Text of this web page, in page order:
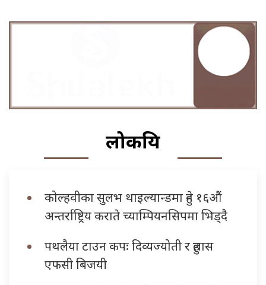
लोकप्रिय
कोल्हवीका सुलभ थाइल्यान्डमा हुने १६औं
अन्तर्राष्ट्रिय कराते च्याम्पियनसिपमा भिड्दै
पथलैया टाउन कपः दिव्यज्योती र हुलास
एफसी बिजयी